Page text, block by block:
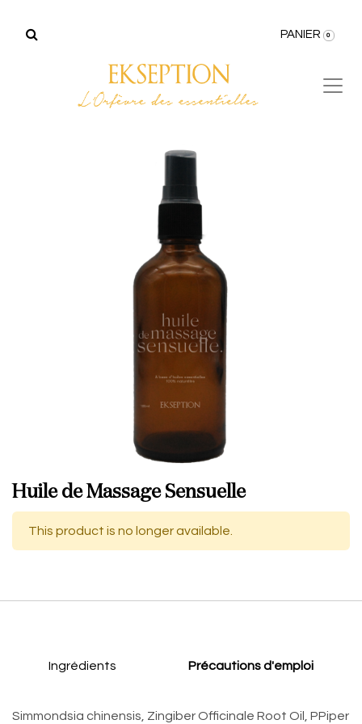
PANIER 0
Huile de Massage Sensuelle
This product is no longer available.
Ingrédients Précautions d'emploi
Simmondsia chinensis, Zingiber Officinale Root Oil, PPiper